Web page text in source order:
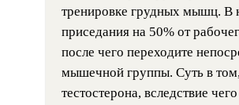
тренировке грудных мышц. В
приседания на 50% от
после чего переходите
мышечной группы. Суть в
тестостерона, вследствие